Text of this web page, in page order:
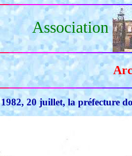
Association
1982, 20 juillet, la préfecture